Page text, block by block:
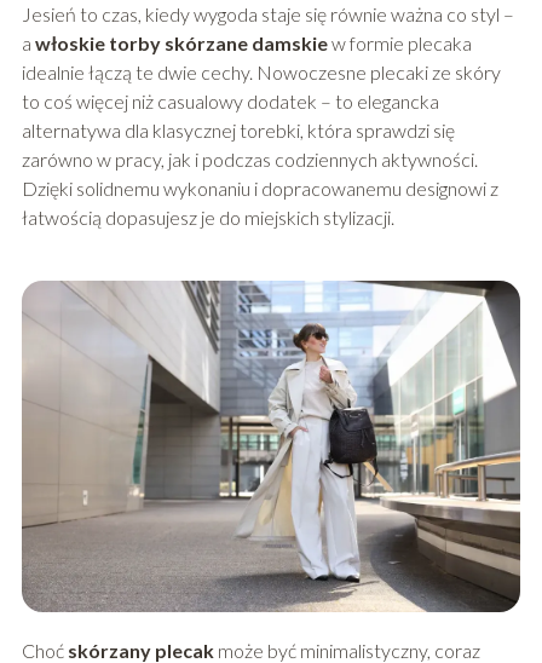
Jesień to czas, kiedy wygoda staje się równie ważna co styl –
a włoskie torby skórzane damskiew formie plecaka
idealnie łączą te dwie cechy. Nowoczesne plecaki ze skóry
to coś więcej niż casualowy dodatek – to elegancka
alternatywa dla klasycznej torebki, która sprawdzi się
zarówno w pracy, jak i podczas codziennych aktywności.
Dzięki solidnemu wykonaniu i dopracowanemu designowi z
łatwością dopasujesz je do miejskich stylizacji.
Choćskórzany plecakmoże być minimalistyczny, coraz